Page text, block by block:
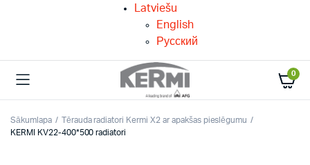
Latviešu
English
Русский
0
Sākumlapa
Tērauda radiatori Kermi X2 ar apakšas pieslēgumu
KERMI KV22-400*500 radiatori